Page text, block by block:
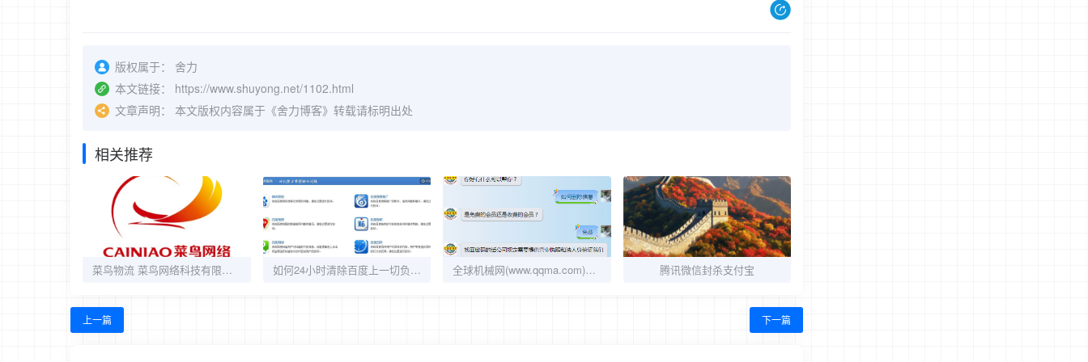
版权属于：
舍力
本文链接：
https://www.shuyong.net/1102.html
文章声明：
本文版权内容属于《舍力博客》转载请标明出处
相关推荐
菜鸟物流 菜鸟网络科技有限公司 如何24小时清除百度上一切负面信息? 全球机械网(www.qqma.com)，你为何如此叼，你爸妈知道么？ 腾讯微信封杀支付宝
上一篇 下一篇